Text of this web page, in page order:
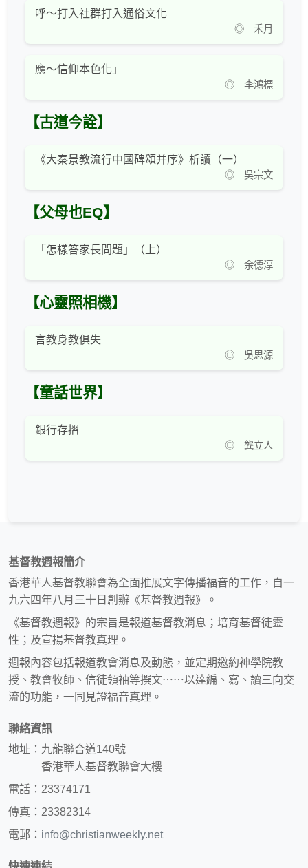
呼～打入社群打入通俗文化
◎ 禾月
應～信仰本色化」
◎ 李鴻標
【古道今詮】
《大秦景教流行中國碑頌并序》析讀（一）
◎ 吳宗文
【父母也EQ】
「怎樣答家長問題」（上）
◎ 余德淳
【心靈照相機】
言教身教俱失
◎ 吳思源
【童話世界】
銀行存摺
◎ 龔立人
基督教週報簡介
香港華人基督教聯會為全面推展文字傳播福音的工作，自一
九六四年八月三十日創辦《基督教週報》。
《基督教週報》的宗旨是報道基督教消息；培育基督徒靈
性；及宣揚基督教真理。
週報內容包括報道教會消息及動態，並定期邀約神學院教
授、教會牧師、信徒領袖等撰文⋯⋯以達編、寫、讀三向交
流的功能，一同見證福音真理。
聯絡資訊
地址：九龍聯合道140號
香港華人基督教聯會大樓
電話：23374171
傳真：23382314
電郵： info@christianweekly.net